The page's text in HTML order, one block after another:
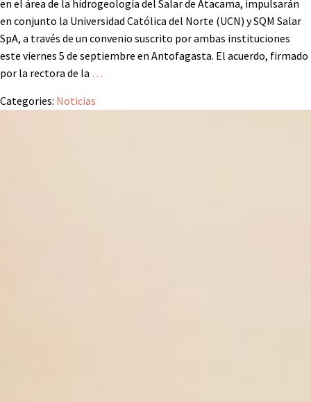
en el área de la hidrogeología del Salar de Atacama, impulsarán
en conjunto la Universidad Católica del Norte (UCN) y SQM Salar
SpA, a través de un convenio suscrito por ambas instituciones
este viernes 5 de septiembre en Antofagasta. El acuerdo, firmado
por la rectora de la …
Categories: Noticias